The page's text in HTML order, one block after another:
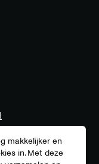
makkelijker en
in. Met deze